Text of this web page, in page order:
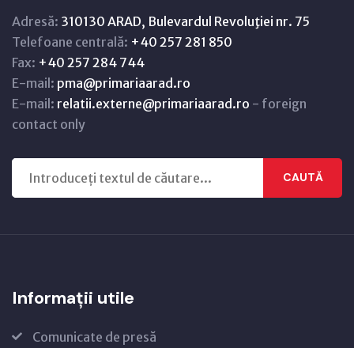
Adresă: 310130 ARAD, Bulevardul Revoluţiei nr. 75
Telefoane centrală: +40 257 281 850
Fax: +40 257 284 744
E-mail: pma@primariaarad.ro
E-mail: relatii.externe@primariaarad.ro - foreign
contact only
CAUTĂ
Informații utile
Comunicate de presă